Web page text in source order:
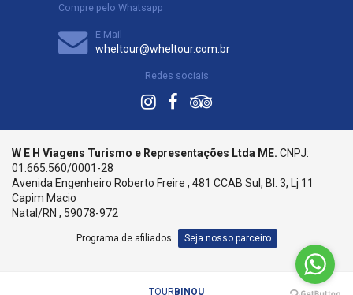
Compre pelo Whatsapp
E-Mail
wheltour@wheltour.com.br
Redes sociais
W E H Viagens Turismo e Representações Ltda ME. CNPJ:
01.665.560/0001-28
Avenida Engenheiro Roberto Freire , 481 CCAB Sul, Bl. 3, Lj 11
Capim Macio
Natal/RN , 59078-972
Programa de afiliados Seja nosso parceiro
TOURBINOU